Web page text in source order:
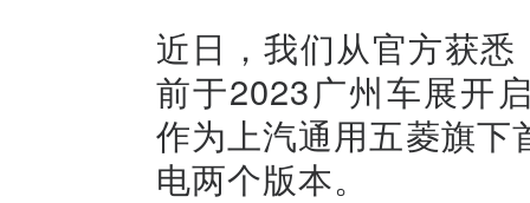
近日，我们从官方获
前于2023广州车展开
作为上汽通用五菱旗
电两个版本。